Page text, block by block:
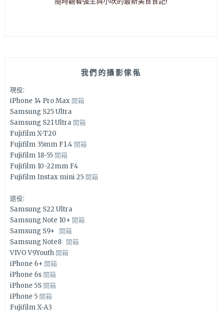
我們的攝影傢俬
現役:
iPhone 14 Pro Max 開箱
Samsung S25 Ultra
Samsung S21 Ultra 開箱
Fujifilm X-T20
Fujifilm 35mm F1.4 開箱
Fujifilm 18-55 開箱
Fujifilm 10-22mm F4
Fujifilm Instax mini 25 開箱
退役:
Samsung S22 Ultra
Samsung Note 10+ 開箱
Samsung S9+ 開箱
Samsung Note8 開箱
VIVO V9Youth 開箱
iPhone 6+ 開箱
iPhone 6s 開箱
iPhone 5S 開箱
iPhone 5 開箱
Fujifilm X-A3